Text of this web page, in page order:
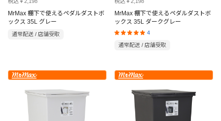
MrMax 棚下で使えるペダルダストボ
ックス 35L グレー
通常配送 / 店舗受取
MrMax 棚下で使えるペダルダストボ
ックス 35L ダークグレー
4
通常配送 / 店舗受取